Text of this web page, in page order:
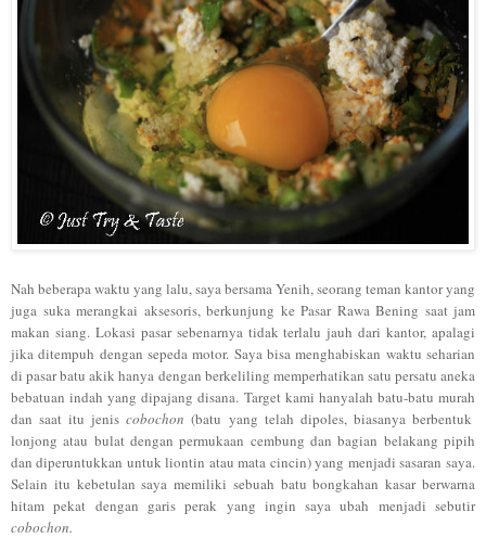
Nah beberapa waktu yang lalu, saya bersama Yenih, seorang teman kantor yang
juga suka merangkai aksesoris, berkunjung ke Pasar Rawa Bening saat jam
makan siang. Lokasi pasar sebenarnya tidak terlalu jauh dari kantor, apalagi
jika ditempuh dengansepeda motor. Saya bisa menghabiskan waktu seharian
di pasarbatu akik hanya dengan berkeliling memperhatikan satu persatu aneka
bebatuan indah yang dipajang disana. Target kami hanyalah batu-batu murah
dan saat itu jeniscobochon(batu yang telah dipoles, biasanya berbentuk
lonjong atau bulat dengan permukaan cembung dan bagian belakang pipih
dan diperuntukkan untuk liontin ataumata cincin)yang menjadi sasaran saya.
Selain itu kebetulan saya memiliki sebuah batu bongkahan kasar berwarna
hitam pekat dengan garis perak yang ingin saya ubah menjadi sebutir
cobochon.